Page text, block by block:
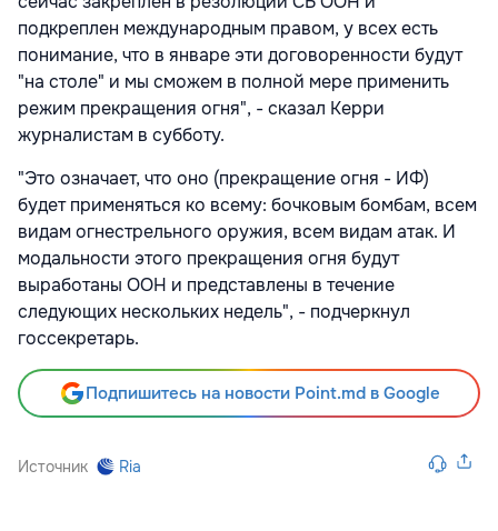
подкреплен международным правом, у всех есть
понимание, что в январе эти договоренности будут
"на столе" и мы сможем в полной мере применить
режим прекращения огня", - сказал Керри
журналистам в субботу.
"Это означает, что оно (прекращение огня - ИФ)
будет применяться ко всему: бочковым бомбам, всем
видам огнестрельного оружия, всем видам атак. И
модальности этого прекращения огня будут
выработаны ООН и представлены в течение
следующих нескольких недель", - подчеркнул
госсекретарь.
Подпишитесь на новости Point.md в Google
Источник Ria